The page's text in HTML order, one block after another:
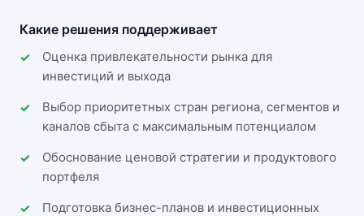
Какие решения поддерживает
Оценка привлекательности рынка для
инвестиций и выхода
Выбор приоритетных стран региона, сегментов и
каналов сбыта с максимальным потенциалом
Обоснование ценовой стратегии и продуктового
портфеля
Подготовка бизнес-планов и инвестиционных